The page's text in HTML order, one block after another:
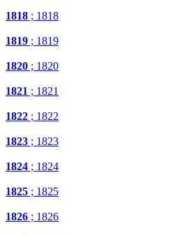
1818 ; 1818
1819 ; 1819
1820 ; 1820
1821 ; 1821
1822 ; 1822
1823 ; 1823
1824 ; 1824
1825 ; 1825
1826 ; 1826